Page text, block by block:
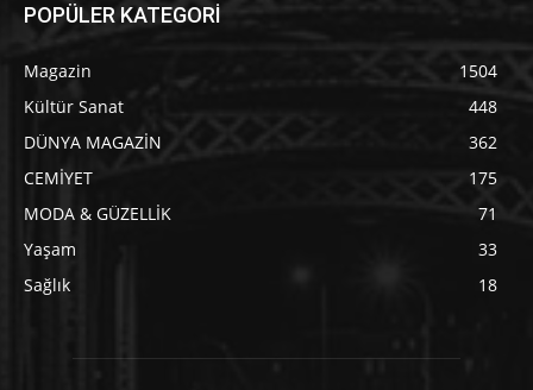
POPÜLER KATEGORİ
Magazin
1504
Kültür Sanat
448
DÜNYA MAGAZİN
362
CEMİYET
175
MODA & GÜZELLİK
71
Yaşam
33
Sağlık
18